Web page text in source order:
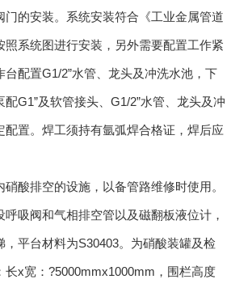
的安装。系统安装符合《工业金属管道
照系统图进行安装，另外需要配置工作紧
配置G1/2”水管、龙头及冲洗水池，下
G1”及软管接头、G1/2”水管、龙头及冲
配置。焊工须持有氩弧焊合格证，焊后应
排空的设施，以备管路维修时使用。
吸阀和气相排空管以及磁翻板液位计，
，平台材料为S30403。为硝酸装罐及检
长x宽：?5000mmx1000mm，围栏高度